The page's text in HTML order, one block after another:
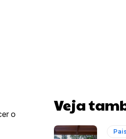
o
Veja